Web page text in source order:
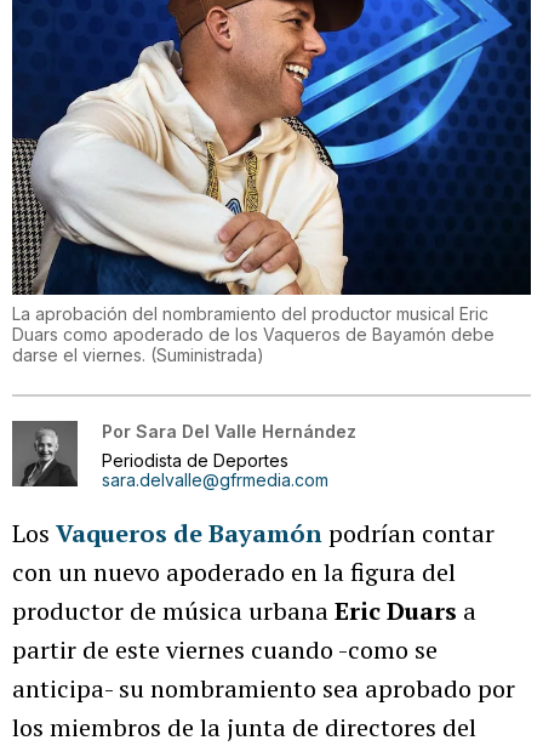
La aprobación del nombramiento del productor musical Eric
Duars como apoderado de los Vaqueros de Bayamón debe
darse el viernes. (Suministrada)
Por Sara Del Valle Hernández
Periodista de Deportes
sara.delvalle@gfrmedia.com
Los Vaqueros de Bayamónpodrían contar
con un nuevo apoderado en la figura del
productor de música urbanaEric Duars a
partir de este viernes cuando -como se
anticipa- su nombramiento sea aprobado por
los miembros de la junta de directores del